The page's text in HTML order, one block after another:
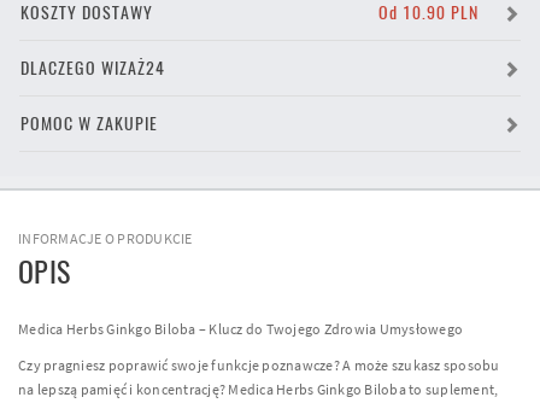
KOSZTY DOSTAWY Od 10.90 PLN
DLACZEGO WIZAŻ24
POMOC W ZAKUPIE
INFORMACJE O PRODUKCIE
OPIS
Medica Herbs Ginkgo Biloba – Klucz do Twojego Zdrowia Umysłowego
Czy pragniesz poprawić swoje funkcje poznawcze? A może szukasz sposobu
na lepszą pamięć i koncentrację? Medica Herbs Ginkgo Biloba to suplement,